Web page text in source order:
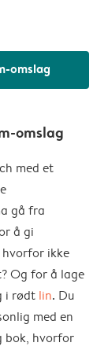
omslag
omslag
med et
gå fra
å gi
ikke
Og for å lage
i rødt lin. Du
med en
bok, hvorfor